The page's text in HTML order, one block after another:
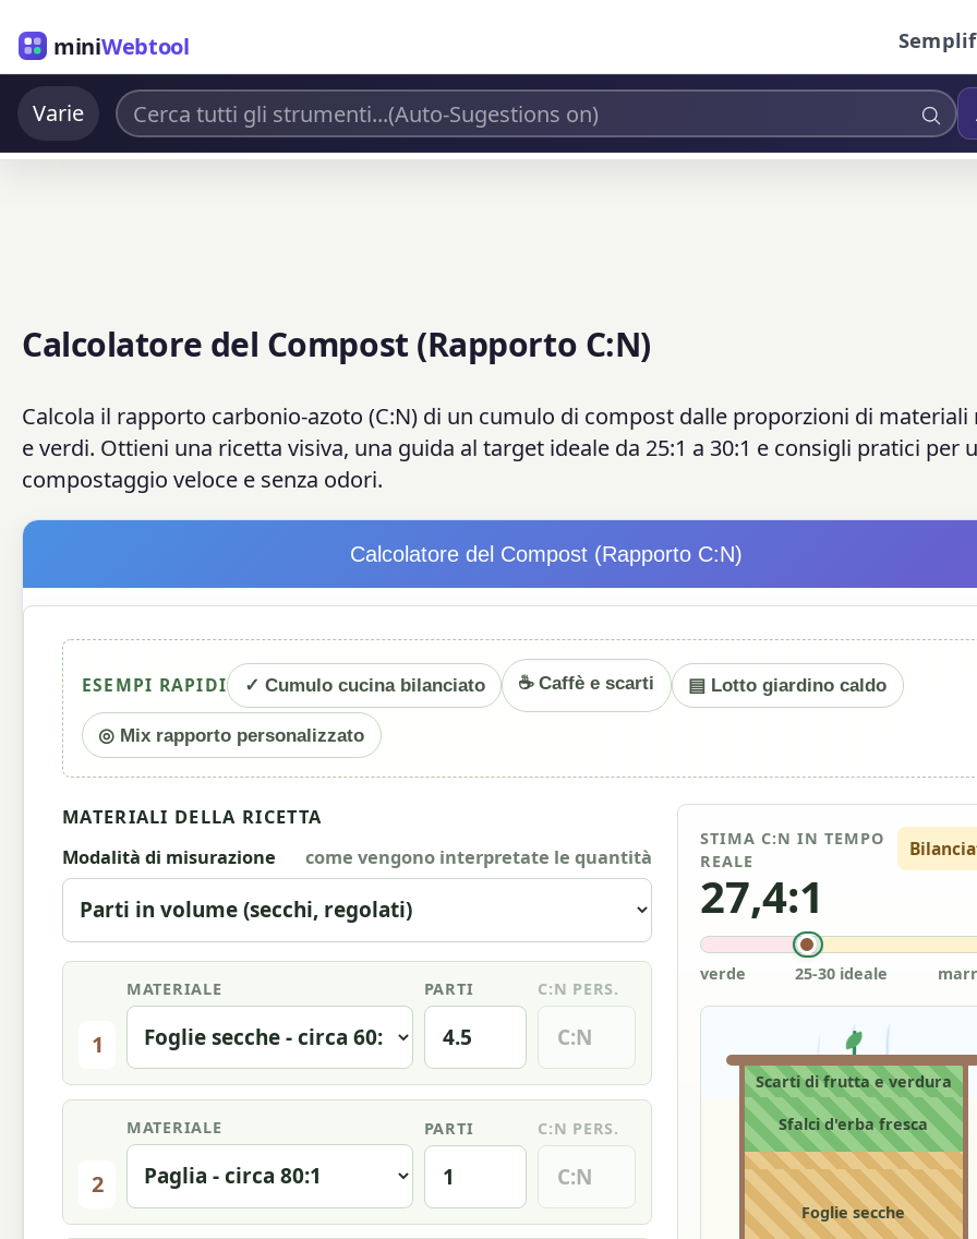
miniWebtool
Varie
Calcolatore del Compost (Rapporto C:N)
Calcola il rapporto carbonio-azoto (C:N) di un cumulo di compost dalle proporzioni di
e verdi. Ottieni una ricetta visiva, una guida al target ideale da 25:1 a 30:1 e consigli pratici per
compostaggio veloce e senza odori.
Calcolatore del Compost (Rapporto C:N)
ESEMPI RAPIDI ✓ Cumulo cucina bilanciato ☕ Caffè e scarti ▤ Lotto giardino caldo
◎ Mix rapporto personalizzato
MATERIALI DELLA RICETTA
Modalità di misurazione
come vengono interpretate le quantità
1
MATERIALE PARTI C:N PERS.
2
MATERIALE PARTI C:N PERS.
STIMA C:N IN TEMPO
REALE
27,4:1
verde 25-30 ideale
Foglie secche
Sfalci d'erba fresca
Scarti di frutta e verdura